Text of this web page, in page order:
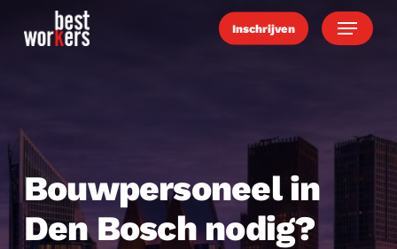
Inschrijven Menu
Bouwpersoneel in
Den Bosch nodig?